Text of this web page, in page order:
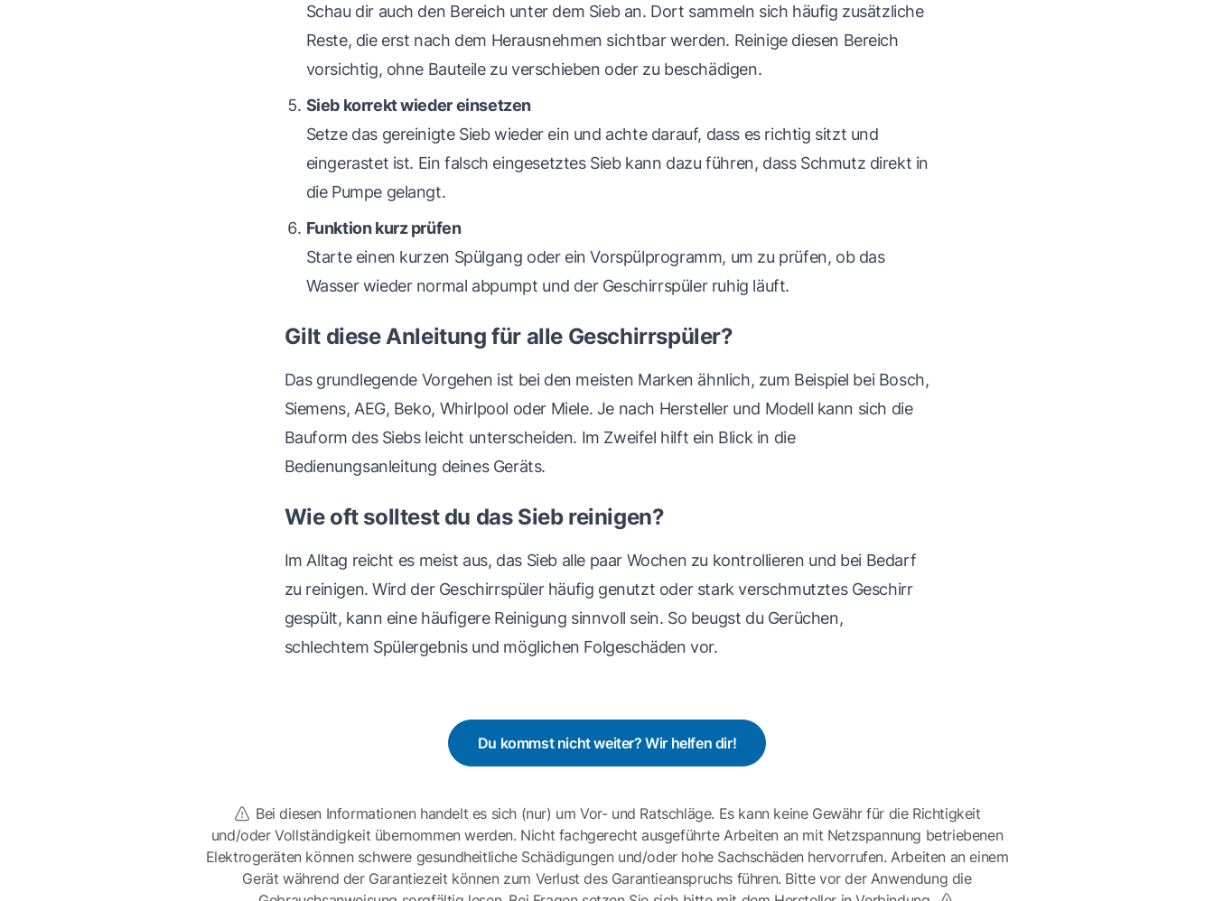
Schau dir auch den Bereich unter dem Sieb an. Dort sammeln sich häufig zusätzliche
Reste, die erst nach dem Herausnehmen sichtbar werden. Reinige diesen Bereich
vorsichtig, ohne Bauteile zu verschieben oder zu beschädigen.
Sieb korrekt wieder einsetzen
Setze das gereinigte Sieb wieder ein und achte darauf, dass es richtig sitzt und
eingerastet ist. Ein falsch eingesetztes Sieb kann dazu führen, dass Schmutz direkt in
die Pumpe gelangt.
Funktion kurz prüfen
Starte einen kurzen Spülgang oder ein Vorspülprogramm, um zu prüfen, ob das
Wasser wieder normal abpumpt und der Geschirrspüler ruhig läuft.
Gilt diese Anleitung für alle Geschirrspüler?
Das grundlegende Vorgehen ist bei den meisten Marken ähnlich, zum Beispiel bei Bosch,
Siemens, AEG, Beko, Whirlpool oder Miele. Je nach Hersteller und Modell kann sich die
Bauform des Siebs leicht unterscheiden. Im Zweifel hilft ein Blick in die
Bedienungsanleitung deines Geräts.
Wie oft solltest du das Sieb reinigen?
Im Alltag reicht es meist aus, das Sieb alle paar Wochen zu kontrollieren und bei Bedarf
zu reinigen. Wird der Geschirrspüler häufig genutzt oder stark verschmutztes Geschirr
gespült, kann eine häufigere Reinigung sinnvoll sein. So beugst du Gerüchen,
schlechtem Spülergebnis und möglichen Folgeschäden vor.
Du kommst nicht weiter? Wir helfen dir!
Bei diesen Informationen handelt es sich (nur) um Vor- und Ratschläge. Es kann keine Gewähr für die Richtigkeit
und/oder Vollständigkeit übernommen werden. Nicht fachgerecht ausgeführte Arbeiten an mit Netzspannung betriebenen
Elektrogeräten können schwere gesundheitliche Schädigungen und/oder hohe Sachschäden hervorrufen. Arbeiten an einem
Gerät während der Garantiezeit können zum Verlust des Garantieanspruchs führen. Bitte vor der Anwendung die